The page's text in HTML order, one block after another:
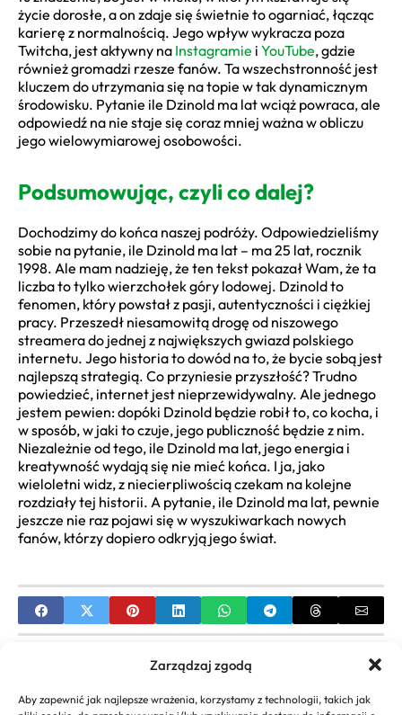
Zarządzaj zgodą
Aby zapewnić jak najlepsze wrażenia, korzystamy z technologii, takich jak
życie dorosłe, a on zdaje się świetnie to ogarniać, łącząc
karierę z normalnością. Jego wpływ wykracza poza
Twitcha, jest aktywny na Instagramie i YouTube, gdzie
również gromadzi rzesze fanów. Ta wszechstronność jest
kluczem do utrzymania się na topie w tak dynamicznym
środowisku. Pytanie ile Dzinold ma lat wciąż powraca, ale
odpowiedź na nie staje się coraz mniej ważna w obliczu
jego wielowymiarowej osobowości.
Podsumowując, czyli co dalej?
Dochodzimy do końca naszej podróży. Odpowiedzieliśmy
sobie na pytanie, ile Dzinold ma lat – ma 25 lat, rocznik
1998. Ale mam nadzieję, że ten tekst pokazał Wam, że ta
liczba to tylko wierzchołek góry lodowej. Dzinold to
fenomen, który powstał z pasji, autentyczności i ciężkiej
pracy. Przeszedł niesamowitą drogę od niszowego
streamera do jednej z największych gwiazd polskiego
internetu. Jego historia to dowód na to, że bycie sobą jest
najlepszą strategią. Co przyniesie przyszłość? Trudno
powiedzieć, internet jest nieprzewidywalny. Ale jednego
jestem pewien: dopóki Dzinold będzie robił to, co kocha, i
w sposób, w jaki to czuje, jego publiczność będzie z nim.
Niezależnie od tego, ile Dzinold ma lat, jego energia i
kreatywność wydają się nie mieć końca. I ja, jako
wieloletni widz, z niecierpliwością czekam na kolejne
rozdziały tej historii. A pytanie, ile Dzinold ma lat, pewnie
jeszcze nie raz pojawi się w wyszukiwarkach nowych
fanów, którzy dopiero odkryją jego świat.
Focus 2 Angielski Ćwiczenia: Kompletny
Przewodnik po Materiałach i Kluczach Odpowiedzi